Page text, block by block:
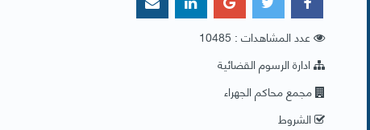
عدد المشاهدات : 10485
ادارة الرسوم القضائية
مجمع محاكم الجهراء
الشروط